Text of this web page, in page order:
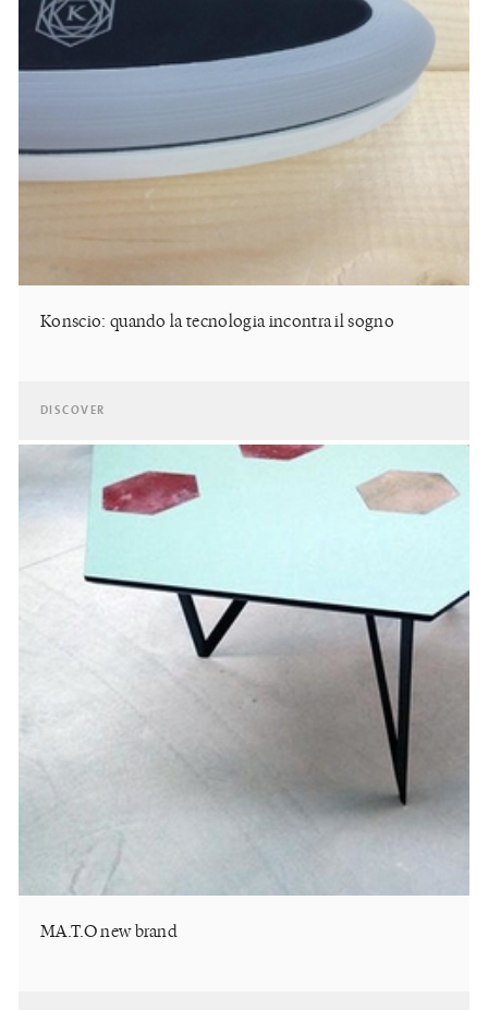
Konscio: quando la tecnologia incontra il sogno
DISCOVER
MA.T.O new brand